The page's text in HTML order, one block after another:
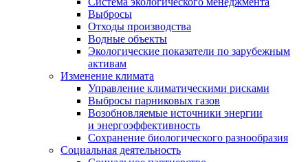
Выбросы
Отходы производства
Водные объекты
Экологические показатели по зарубежным
активам
Изменение климата
Управление климатическими рисками
Выбросы парниковых газов
Возобновляемые источники энергии
и энергоэффективность
Сохранение биологического разнообразия
Социальная деятельность